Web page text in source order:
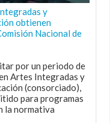
y
obtienen
Nacional de
por un periodo de
Artes Integradas y
(consorciado),
para programas
la normativa